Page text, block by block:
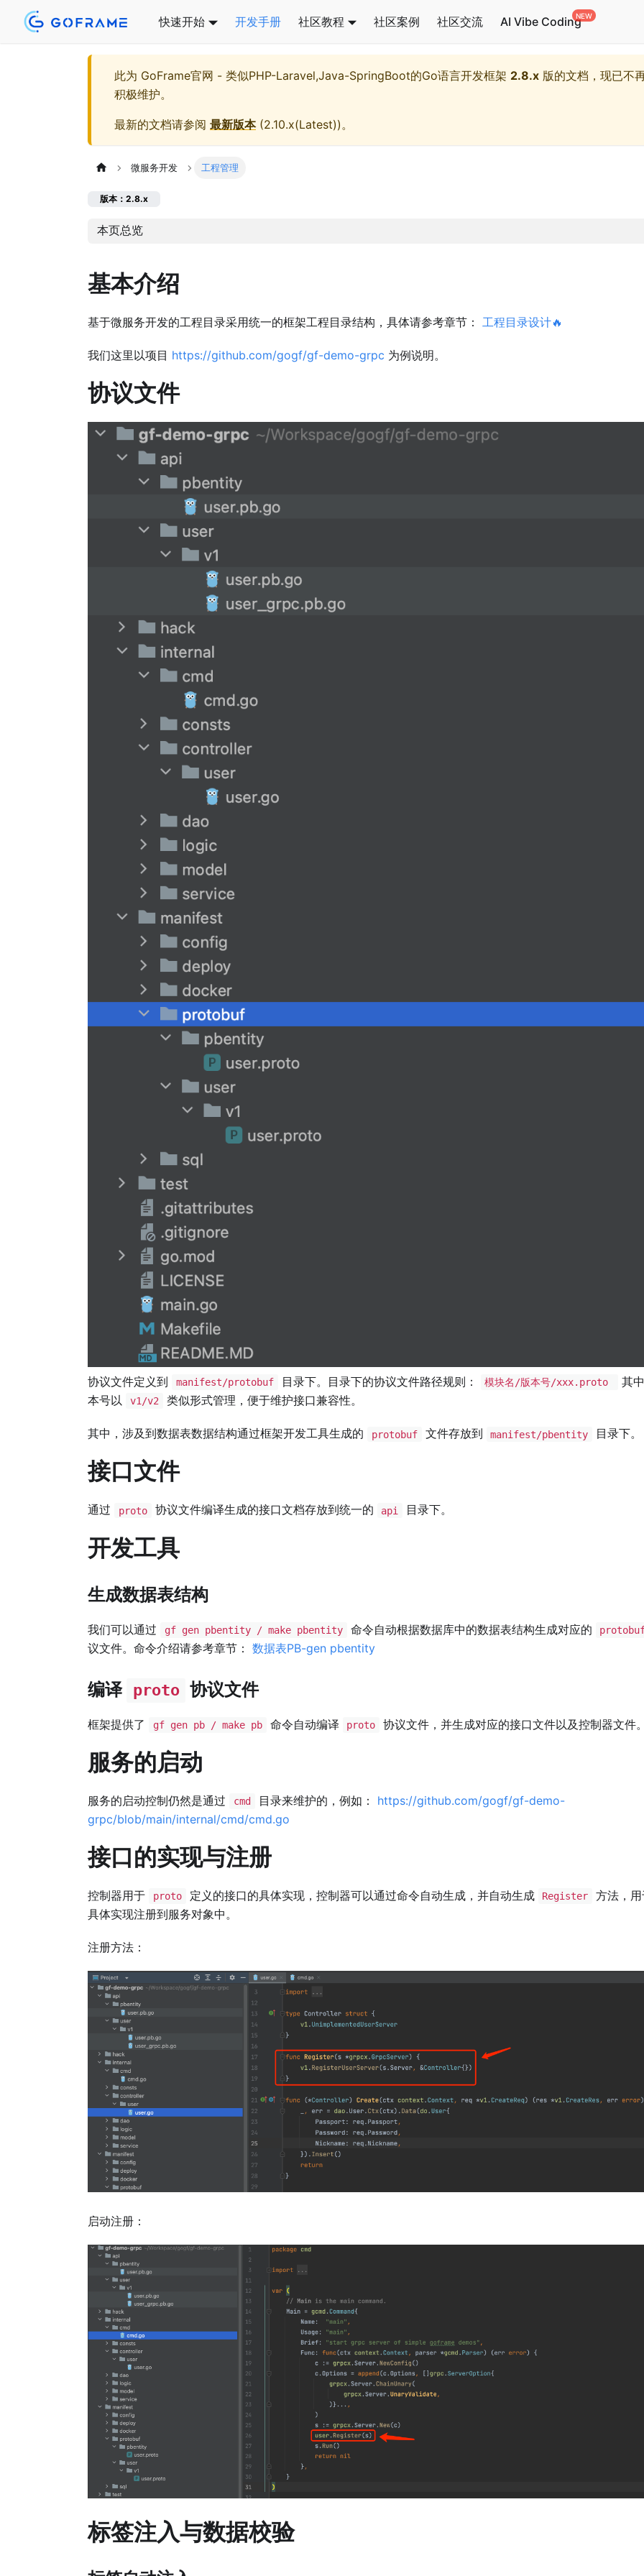
快速开始 开发手册 社区教程 社区案例 社区交流 AI Vibe Coding
此为 GoFrame官网 - 类似PHP-Laravel,Java-SpringBoot的Go语言开发框架 2.8.x 版的文档，现已不
积极维护。
最新的文档请参阅 最新版本(2.10.x(Latest))。
微服务开发 工程管理
版本：2.8.x
本页总览
基本介绍
基于微服务开发的工程目录采用统一的框架工程目录结构，具体请参考章节： 工程目录设计🔥
我们这里以项目 https://github.com/gogf/gf-demo-grpc 为例说明。
协议文件
协议文件定义到 manifest/protobuf 目录下。目录下的协议文件路径规则： 模块名/版本号/xxx.proto
其
本号以
v1/v2 类似形式管理，便于维护接口兼容性。
其中，涉及到数据表数据结构通过框架开发工具生成的 protobuf 文件存放到 manifest/pbentity 目录下。
接口文件
通过 proto 协议文件编译生成的接口文档存放到统一的 api 目录下。
开发工具
生成数据表结构
我们可以通过 gf gen pbentity / make pbentity 命令自动根据数据库中的数据表结构生成对应的
议文件。命令介绍请参考章节： 数据表PB-gen pbentity
编译 proto 协议文件
框架提供了 gf gen pb / make pb 命令自动编译 proto 协议文件，并生成对应的接口文件以及控制器文件
服务的启动
服务的启动控制仍然是通过 cmd 目录来维护的，例如： https://github.com/gogf/gf-demo-
grpc/blob/main/internal/cmd/cmd.go
接口的实现与注册
控制器用于 proto 定义的接口的具体实现，控制器可以通过命令自动生成，并自动生成 Register
方法，
具体实现注册到服务对象中。
注册方法：
启动注册：
标签注入与数据校验